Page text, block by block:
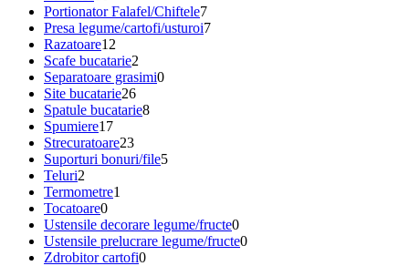
Portionator Falafel/Chiftele7
Presa legume/cartofi/usturoi7
Razatoare12
Scafe bucatarie2
Separatoare grasimi0
Site bucatarie26
Spatule bucatarie8
Spumiere17
Strecuratoare23
Suporturi bonuri/file5
Teluri2
Termometre1
Tocatoare0
Ustensile decorare legume/fructe0
Ustensile prelucrare legume/fructe0
Zdrobitor cartofi0